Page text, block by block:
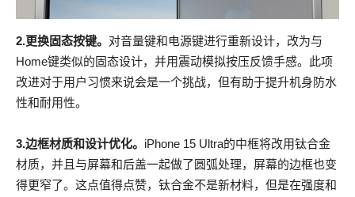
2.更换固态按键。 对音量键和电源键进行重新设计，改为与
Home键类似的固态设计，并用震动模拟按压反馈手感。此项
改进对于用户习惯来说会是一个挑战，但有助于提升机身防水
性和耐用性。
3.边框材质和设计优化。 iPhone 15 Ultra的中框将改用钛合金
材质，并且与屏幕和后盖一起做了圆弧处理，屏幕的边框也变
得更窄了。这点值得点赞，钛合金不是新材料，但是在强度和